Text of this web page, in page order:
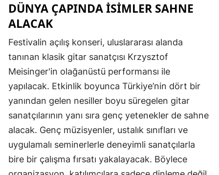
DÜNYA ÇAPINDA İSIMLER SAHNE
ALACAK
Festivalin açılış konseri, uluslararası alanda
tanınan klasik gitar sanatçısı Krzysztof
Meisinger'in olağanüstü performansı ile
yapılacak. Etkinlik boyunca Türkiye’nin dört bir
yanından gelen nesiller boyu süregelen gitar
sanatçılarının yanı sıra genç yetenekler de sahne
alacak. Genç müzisyenler, ustalık sınıfları ve
uygulamalı seminerlerle deneyimli sanatçılarla
bire bir çalışma fırsatı yakalayacak. Böylece